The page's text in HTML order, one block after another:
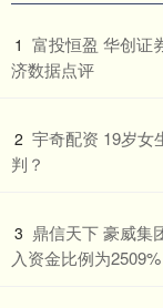
1 富投恒盈 华创
济数据点评
2 宇奇配资 19岁女
判？
3 鼎信天下 豪威集
入资金比例为2509%